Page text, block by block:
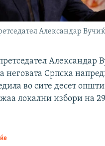
Александар Вучиќ
Александар
неговата Српска
во сите десет
локални избори на